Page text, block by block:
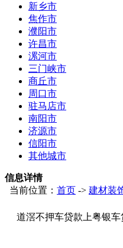
新乡市
焦作市
濮阳市
许昌市
漯河市
三门峡市
商丘市
周口市
驻马店市
南阳市
济源市
信阳市
其他城市
信息详情
当前位置： 首页 -> 建材装
道滘不押车贷款上粤银车